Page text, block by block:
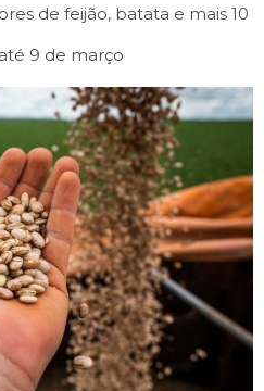
de feijão, batata e mais 10
9 de março